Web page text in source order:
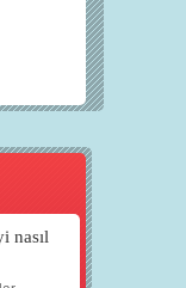
nasıl